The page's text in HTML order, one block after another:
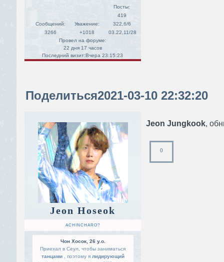
Сообщений:
3266
Уважение:
+1018
Посты:
419
322,6/6
03.22,11/28
Провел на форуме:
22 дня 17 часов
Последний визит:Вчера 23:15:23
Поделиться2021-03-10 22:32:20
Jeon Hoseok
ACHINCHARO?
Чон Хосок, 26 y.o.
Приехал в Сеул, чтобы заниматься
танцами
, поэтому я лидирующий
Jeon Jungkook,
0